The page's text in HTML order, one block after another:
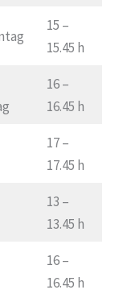
15 –
15.45 h
16 –
16.45 h
17 –
17.45 h
13 –
13.45 h
16 –
16.45 h